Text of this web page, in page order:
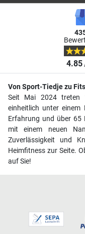
4.85
Von Sport-Tiedje zu
Seit Mai 2024 treten
einheitlich unter
Erfahrung und über 65
mit einem neuen
Zuverlässigkeit und
Heimfitness zur Seite.
auf Sie!